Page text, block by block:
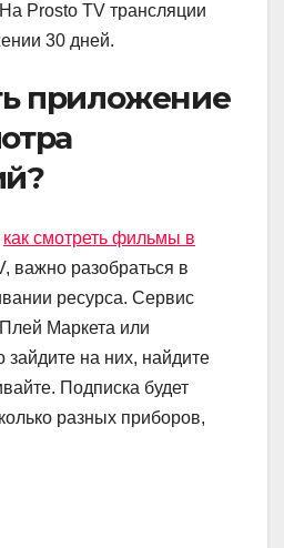
Prosto TV трансляции
30 дней.
приложение
как смотреть фильмы в
важно разобраться в
ресурса. Сервис
Маркета или
на них, найдите
Подписка будет
разных приборов,